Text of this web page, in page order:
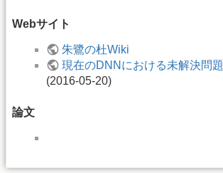
Webサイト
朱鷺の杜Wiki
現在のDNNにおける未解決問題
(2016-05-20)
論文